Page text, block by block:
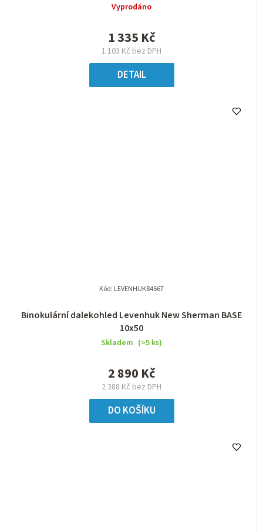
Vyprodáno
1 103 Kč bez DPH
1 335 Kč
DETAIL
Binokulární dalekohled Levenhuk New Sherman BASE
10x50
Skladem (>5 ks)
2 388 Kč bez DPH
2 890 Kč
DO KOŠÍKU
Kód: LEVENHUK84667